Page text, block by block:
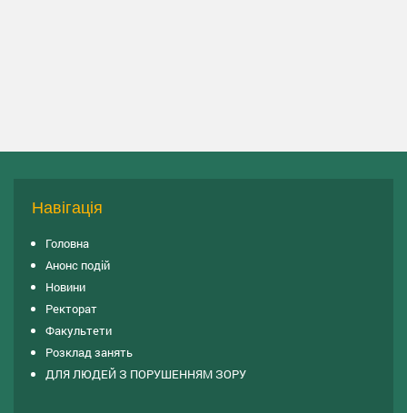
Навігація
Головна
Анонс подій
Новини
Ректорат
Факультети
Розклад занять
ДЛЯ ЛЮДЕЙ З ПОРУШЕННЯМ ЗОРУ